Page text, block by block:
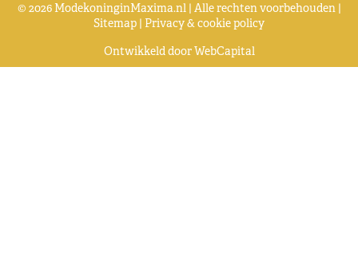
© 2026 ModekoninginMaxima.nl | Alle rechten voorbehouden |
Sitemap | Privacy & cookie policy
Ontwikkeld doorWebCapital